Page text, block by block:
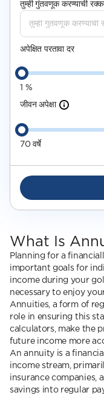
तुम्ही गुंतवणूक करण्याची
अपेक्षित परतावा दर
1 %
जीवन अपेक्षा
70 वर्षे
What Is
Planning for a
important goals for
income during your
necessary to enjoy
Annuities, a form of
role in ensuring this
calculators, make the
future income more
An annuity is a
income stream,
insurance companies,
savings into regular